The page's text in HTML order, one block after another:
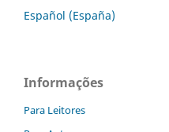
Español (España)
Informações
Para Leitores